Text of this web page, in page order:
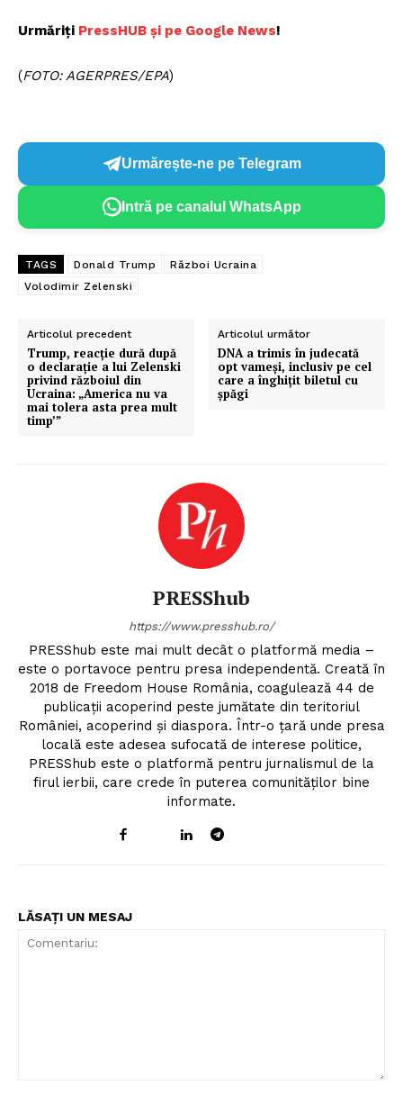
Urmăriți PressHUB și pe Google News!
(FOTO: AGERPRES/EPA)
Urmărește-ne pe Telegram
Intră pe canalul WhatsApp
TAGS Donald Trump
Război Ucraina
Volodimir Zelenski
Articolul precedent
Trump, reacție dură după
o declarație a lui Zelenski
privind războiul din
Ucraina: „America nu va
mai tolera asta prea mult
timp’”
Articolul următor
DNA a trimis în judecată
opt vameși, inclusiv pe cel
care a înghițit biletul cu
șpăgi
PRESShub
https://www.presshub.ro/
PRESShub este mai mult decât o platformă media –
este o portavoce pentru presa independentă. Creată în
2018 de Freedom House România, coagulează 44 de
publicații acoperind peste jumătate din teritoriul
României, acoperind și diaspora. Într-o țară unde presa
locală este adesea sufocată de interese politice,
PRESShub este o platformă pentru jurnalismul de la
firul ierbii, care crede în puterea comunităților bine
informate.
LĂSAȚI UN MESAJ